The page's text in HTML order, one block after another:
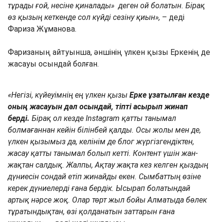
тұрады ғой, несіне қиналады» деген ой болатын. Бірақ
өз қызың кеткенде сол күйді сезіну қиын», – деді
Фариза Жұманова.
Фаризаның айтуынша, әншінің үлкен қызы Еркенің де
жасауы осындай болған.
«Негізі, күйеуімнің ең үлкен қызы Ерке ұзатылған кезде
оның жасауын дәл осындай, тіпті асырып жинап
берді. Бірақ ол кезде Instagram қатты танымал
болмағаннан кейін білінбей қалды. Осы жолы мен де,
үлкен қызымыз да, келінім де блог жүргізгендіктен,
жасау қатты танымал болып кетті. Контент үшін жан-
жақтан салдық. Жалпы, Ақтау жақта кез келген қыздың
дүниесін сондай етіп жинайды екен. Сымбаттың өзіне
керек дүниелерді ғана бердік. Ысырап болатындай
артық нәрсе жоқ. Олар төрт жыл бойы Алматыда бөлек
тұратындықтан, өзі қолданатын заттарын ғана